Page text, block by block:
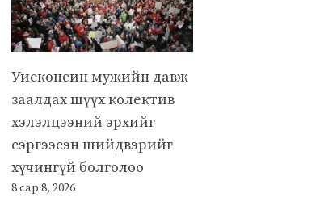
Уисконсин мужийн давж
заалдах шүүх колектив
хэлэлцээний эрхийг
сэргээсэн шийдвэрийг
хүчингүй болголоо
8 сар 8, 2026